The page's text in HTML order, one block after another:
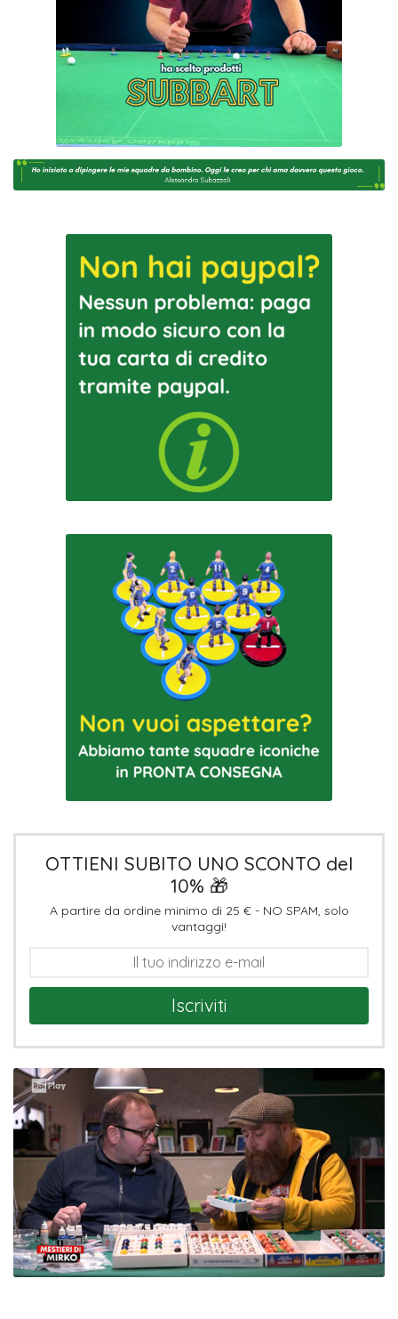
OTTIENI SUBITO UNO SCONTO del
10% 🎁
A partire da ordine minimo di 25 € - NO SPAM, solo
vantaggi!
Iscriviti